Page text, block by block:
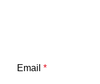
Email *